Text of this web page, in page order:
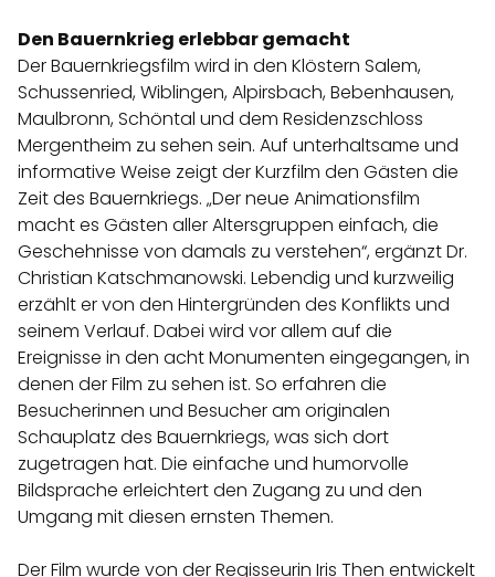
Den Bauernkrieg erlebbar gemacht
Der Bauernkriegsfilm wird in den Klöstern Salem,
Schussenried, Wiblingen, Alpirsbach, Bebenhausen,
Maulbronn, Schöntal und dem Residenzschloss
Mergentheim zu sehen sein. Auf unterhaltsame und
informative Weise zeigt der Kurzfilm den Gästen die
Zeit des Bauernkriegs. „Der neue Animationsfilm
macht es Gästen aller Altersgruppen einfach, die
Geschehnisse von damals zu verstehen“, ergänzt Dr.
Christian Katschmanowski. Lebendig und kurzweilig
erzählt er von den Hintergründen des Konflikts und
seinem Verlauf. Dabei wird vor allem auf die
Ereignisse in den acht Monumenten eingegangen, in
denen der Film zu sehen ist. So erfahren die
Besucherinnen und Besucher am originalen
Schauplatz des Bauernkriegs, was sich dort
zugetragen hat. Die einfache und humorvolle
Bildsprache erleichtert den Zugang zu und den
Umgang mit diesen ernsten Themen.
Der Film wurde von der Regisseurin Iris Then entwickelt